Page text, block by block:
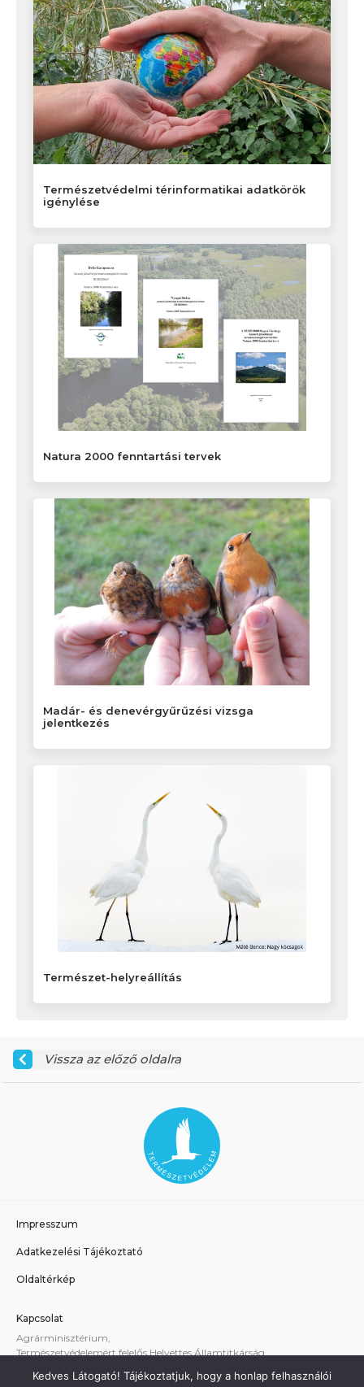
Természetvédelmi térinformatikai adatkörök
igénylése
Natura 2000 fenntartási tervek
Madár- és denevérgyűrűzési vizsga
jelentkezés
Természet-helyreállítás
Vissza az előző oldalra
Impresszum
Adatkezelési Tájékoztató
Oldaltérkép
Kapcsolat
Agrárminisztérium,
Természetvédelemért felelős Helyettes Államtitkárság
Kedves Látogató! Tájékoztatjuk, hogy a honlap felhasználói